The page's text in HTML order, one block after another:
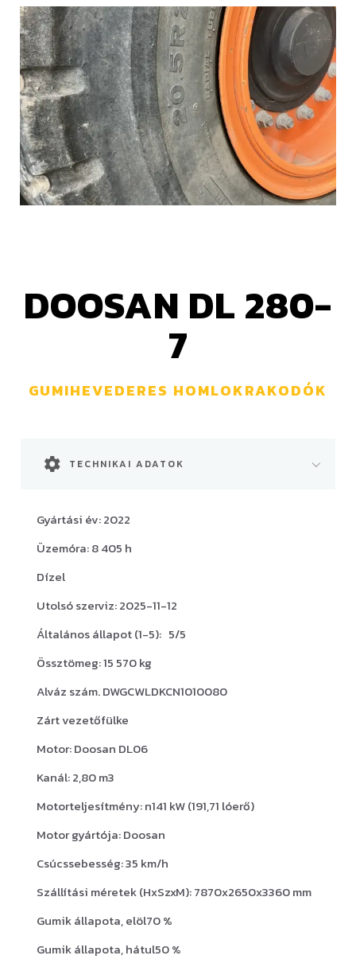
DOOSAN DL 280-
7
GUMIHEVEDERES HOMLOKRAKODÓK
TECHNIKAI ADATOK
Gyártási év: 2022
Üzemóra: 8 405 h
Dízel
Utolsó szerviz: 2025-11-12
Általános állapot (1-5): 5/5
Össztömeg: 15 570 kg
Alváz szám. DWGCWLDKCN1010080
Zárt vezetőfülke
Motor: Doosan DL06
Kanál: 2,80 m3
Motorteljesítmény: n141 kW (191,71 lóerő)
Motor gyártója: Doosan
Csúcssebesség: 35 km/h
Szállítási méretek (HxSzxM): 7870x2650x3360 mm
Gumik állapota, elöl70 %
Gumik állapota, hátul50 %